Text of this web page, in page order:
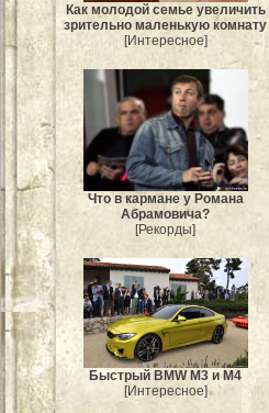
Как молодой семье увеличить
зрительно маленькую комнату
[Интересное]
Что в кармане у Романа
Абрамовича?
[Рекорды]
Быстрый BMW M3 и M4
[Интересное]